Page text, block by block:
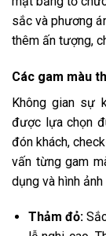
sắc và phương
thêm ấn tượng,
Các gam màu
Không gian sự
được lựa chọn
đón khách,
vấn từng gam
dụng và hình
Thảm đỏ: